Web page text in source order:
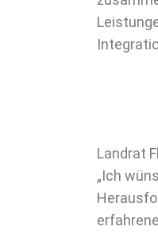
Landrat
„Ich